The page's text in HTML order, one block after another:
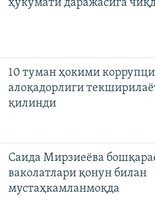
ҳукумати даражасига
10 туман ҳокими
алоқадорлиги
қилинди
Саида Мирзиеёва
ваколатлари қонун билан
мустаҳкамланмоқда